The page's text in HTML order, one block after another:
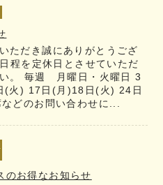
ただき誠にありがとうござ
程を定休日とさせていただ
。 毎週 月曜日・火曜日 3
(火) 17日(月)18日(火) 24日
どのお問い合わせに...
のお得なお知らせ